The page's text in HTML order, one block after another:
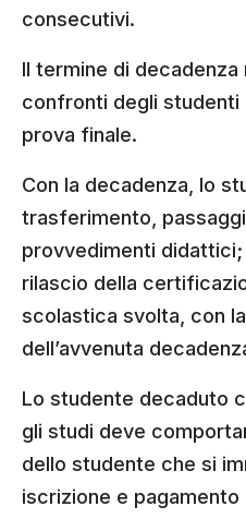
consecutivi.
Il termine di decadenza
confronti degli studenti
prova finale.
Con la decadenza, lo
trasferimento,
provvedimenti
rilascio della
scolastica svolta, con
dell’avvenuta
Lo studente decaduto
gli studi deve
dello studente che si
iscrizione e